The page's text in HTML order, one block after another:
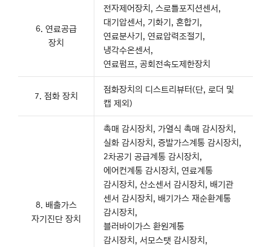
6. 연료공급
장치
전자제어장치, 스로틀포지션센서,
대기압센서, 기화기, 혼합기,
연료분사기, 연료압력조절기,
냉각수온센서,
연료펌프, 공회전속도제한장치
7. 점화 장치
점화장치의 디스트리뷰터(단, 로더 및
캡 제외)
8. 배출가스
자기진단 장치
촉매 감시장치, 가열식 촉매 감시장치,
실화 감시장치, 증발가스계통 감시장치,
2차공기 공급계통 감시장치,
에어컨계통 감시장치, 연료계통
감시장치, 산소센서 감시장치, 배기관
센서 감시장치, 배기가스 재순환계통
감시장치,
블러바이가스 환원계통
감시장치, 서모스탯 감시장치,